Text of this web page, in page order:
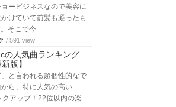
ービジネスなので美容に
けていて前髪も凝ったも
。そこで今…
/ 591 view
の人気曲ランキング
版】
」と言われる超個性的なで
ら、特に人気の高い
クアップ！22位以内の楽…